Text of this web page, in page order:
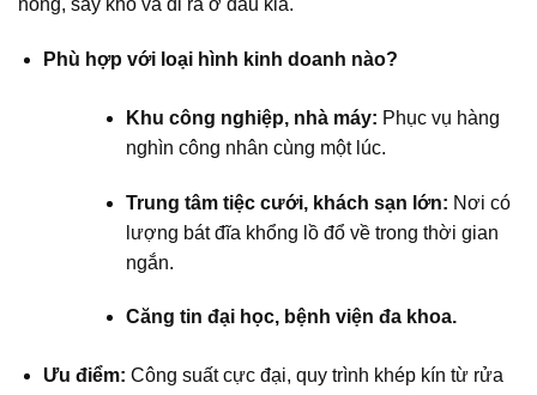
nóng, sấy khô và đi ra ở đầu kia.
Phù hợp với loại hình kinh doanh nào?
Khu công nghiệp, nhà máy: Phục vụ hàng
nghìn công nhân cùng một lúc.
Trung tâm tiệc cưới, khách sạn lớn: Nơi có
lượng bát đĩa khổng lồ đổ về trong thời gian
ngắn.
Căng tin đại học, bệnh viện đa khoa.
Ưu điểm: Công suất cực đại, quy trình khép kín từ rửa